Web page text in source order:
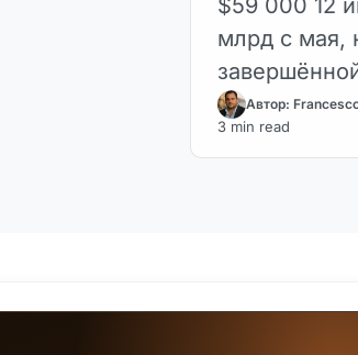
млрд с мая,
Автор:
3 min read